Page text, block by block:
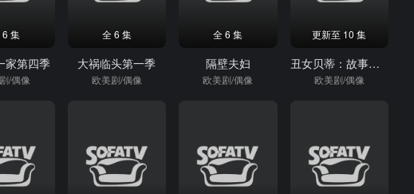
6 集
家第四季
/偶像
全 6 集
大祸临头第一季
欧美剧/偶像
全 6 集
隔壁夫妇
欧美剧/偶像
更新至 10 集
丑女贝蒂：故事继续第2季
欧美剧/偶像